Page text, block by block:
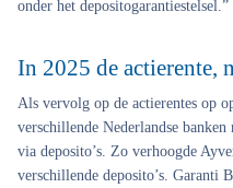
onder het depositogarantiestelsel.”
In 2025 de actierente,
Als vervolg op de actierentes op
verschillende Nederlandse
via deposito’s. Zo verhoogde
verschillende deposito’s. Garanti